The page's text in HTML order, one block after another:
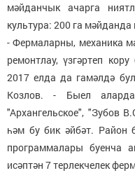
мәйданчык ачарга
культура: 200 га
- Фермаларны, механика
ремонтлау, үзгәртеп
2017 елда да гамәлдә
Козлов. - Быел
"Архангельское", "Зубов
һәм бу бик әйбәт. Район
программалары буенча
исәптән 7 терлекчелек